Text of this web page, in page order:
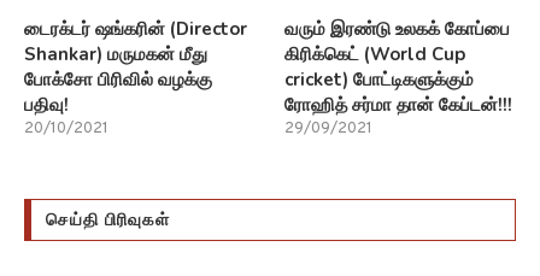
டைரக்டர் ஷங்கரின் (Director
Shankar) மருமகன் மீது
போக்சோ பிரிவில் வழக்கு
பதிவு!
20/10/2021
வரும் இரண்டு உலகக் கோப்பை
கிரிக்கெட் (World Cup
cricket) போட்டிகளுக்கும்
ரோஹித் சர்மா தான் கேப்டன்!!!
29/09/2021
செய்தி பிரிவுகள்